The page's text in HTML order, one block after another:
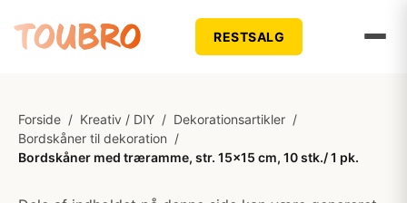
RESTSALG
Forside / Kreativ / DIY / Dekorationsartikler /
Bordskåner til dekoration /
Bordskåner med træramme, str. 15x15 cm, 10 stk./ 1 pk.